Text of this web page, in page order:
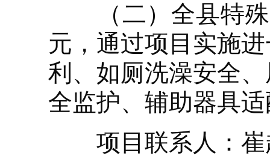
（二）全县特殊
元，通过项目实施
利、如厕洗澡安全
全监护、辅助器具
项目联系人：崔